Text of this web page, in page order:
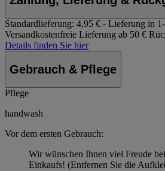
Standardlieferung: 4,95 € - Lieferung in
Versandkostenfreie Lieferung ab 50 €
Details finden Sie hier
Gebrauch & Pflege
Pflege
handwash
Vor dem ersten Gebrauch:
Wir wünschen Ihnen viel Freude
Einkaufs! (Entfernen Sie die